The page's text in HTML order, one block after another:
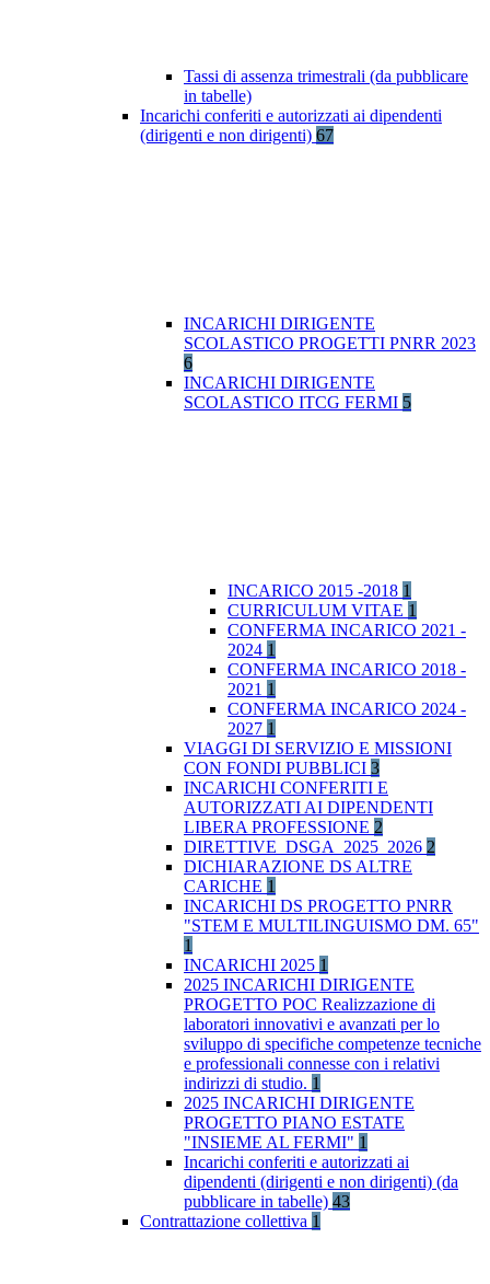
Tassi di assenza trimestrali (da pubblicare
in tabelle)
Incarichi conferiti e autorizzati ai dipendenti
(dirigenti e non dirigenti) 67
INCARICHI DIRIGENTE
SCOLASTICO PROGETTI PNRR 2023
6
INCARICHI DIRIGENTE
SCOLASTICO ITCG FERMI 5
INCARICO 2015 -2018 1
CURRICULUM VITAE 1
CONFERMA INCARICO 2021 -
2024 1
CONFERMA INCARICO 2018 -
2021 1
CONFERMA INCARICO 2024 -
2027 1
VIAGGI DI SERVIZIO E MISSIONI
CON FONDI PUBBLICI 3
INCARICHI CONFERITI E
AUTORIZZATI AI DIPENDENTI
LIBERA PROFESSIONE 2
DIRETTIVE_DSGA_2025_2026 2
DICHIARAZIONE DS ALTRE
CARICHE 1
INCARICHI DS PROGETTO PNRR
"STEM E MULTILINGUISMO DM. 65"
1
INCARICHI 2025 1
2025 INCARICHI DIRIGENTE
PROGETTO POC Realizzazione di
laboratori innovativi e avanzati per lo
sviluppo di specifiche competenze tecniche
e professionali connesse con i relativi
indirizzi di studio. 1
2025 INCARICHI DIRIGENTE
PROGETTO PIANO ESTATE
"INSIEME AL FERMI" 1
Incarichi conferiti e autorizzati ai
dipendenti (dirigenti e non dirigenti) (da
pubblicare in tabelle) 43
Contrattazione collettiva 1